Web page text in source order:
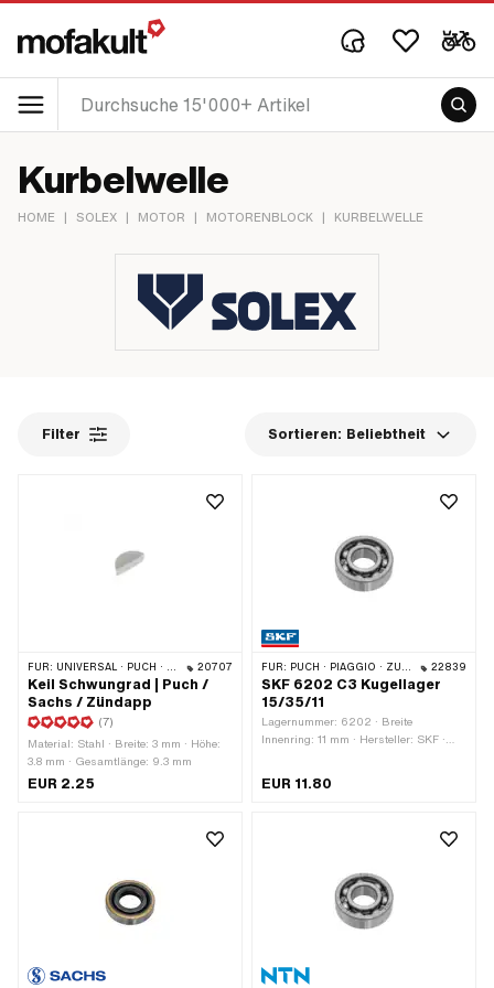
Kurbelwelle
HOME | SOLEX | MOTOR | MOTORENBLOCK | KURBELWELLE
Filter Sortieren: Beliebtheit
FÜR: UNIVERSAL · PUCH · SACHS · ZÜNDAPP BELMONDO · HERCULES · ZÜNDAPP 20707
Keil Schwungrad | Puch /
Sachs / Zündapp
(7)
Material: Stahl · Breite: 3 mm · Höhe:
3.8 mm · Gesamtlänge: 9.3 mm
EUR 2.25
FÜR: PUCH · PIAGGIO · ZÜNDAPP BELMONDO · SOLEX · CILO · HERCULES 22839
SKF 6202 C3 Kugellager
15/35/11
Lagernummer: 6202 · Breite
Innenring: 11 mm · Hersteller: SKF ·
Lagerart: Rillenkugellager · Breite: 11
EUR 11.80